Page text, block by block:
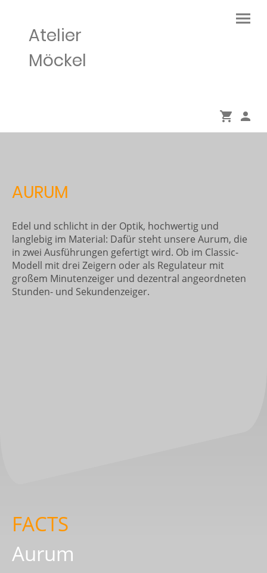
Atelier
Möckel
AURUM
Edel und schlicht in der Optik, hochwertig und
langlebig im Material: Dafür steht unsere Aurum, die
in zwei Ausführungen gefertigt wird. Ob im Classic-
Modell mit drei Zeigern oder als Regulateur mit
großem Minutenzeiger und dezentral angeordneten
Stunden- und Sekundenzeiger.
FACTS
Aurum